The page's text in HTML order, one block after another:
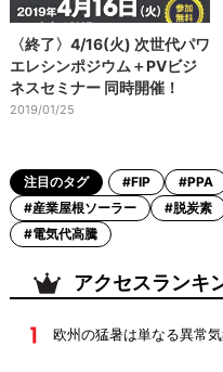
〈終了〉4/16(火) 次世代パワ
エレシンポジウム＋PVビジ
ネスセミナー 同時開催！
2019/01/25
注目のタグ #FIP #PPA
#産業屋根ソーラー
#脱炭素
#電気代高騰
アクセスランキ
欧州の猛暑は単なる異常